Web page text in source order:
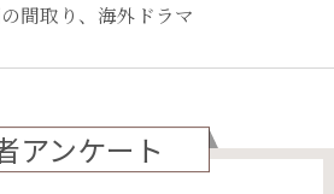
間取り、海外ドラマ
アンケート